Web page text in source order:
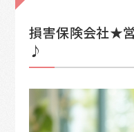
損害保険会社★
♪